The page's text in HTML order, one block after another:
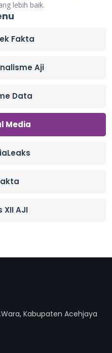
lebih baik.
Fakta
Aji
Data
Media
XII AJI
Kabupaten Acehjaya